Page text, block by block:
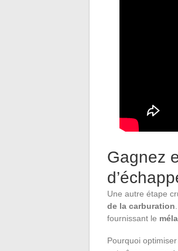
Gagnez
Une autre étape
de la carburation
fournissant le
Pourquoi